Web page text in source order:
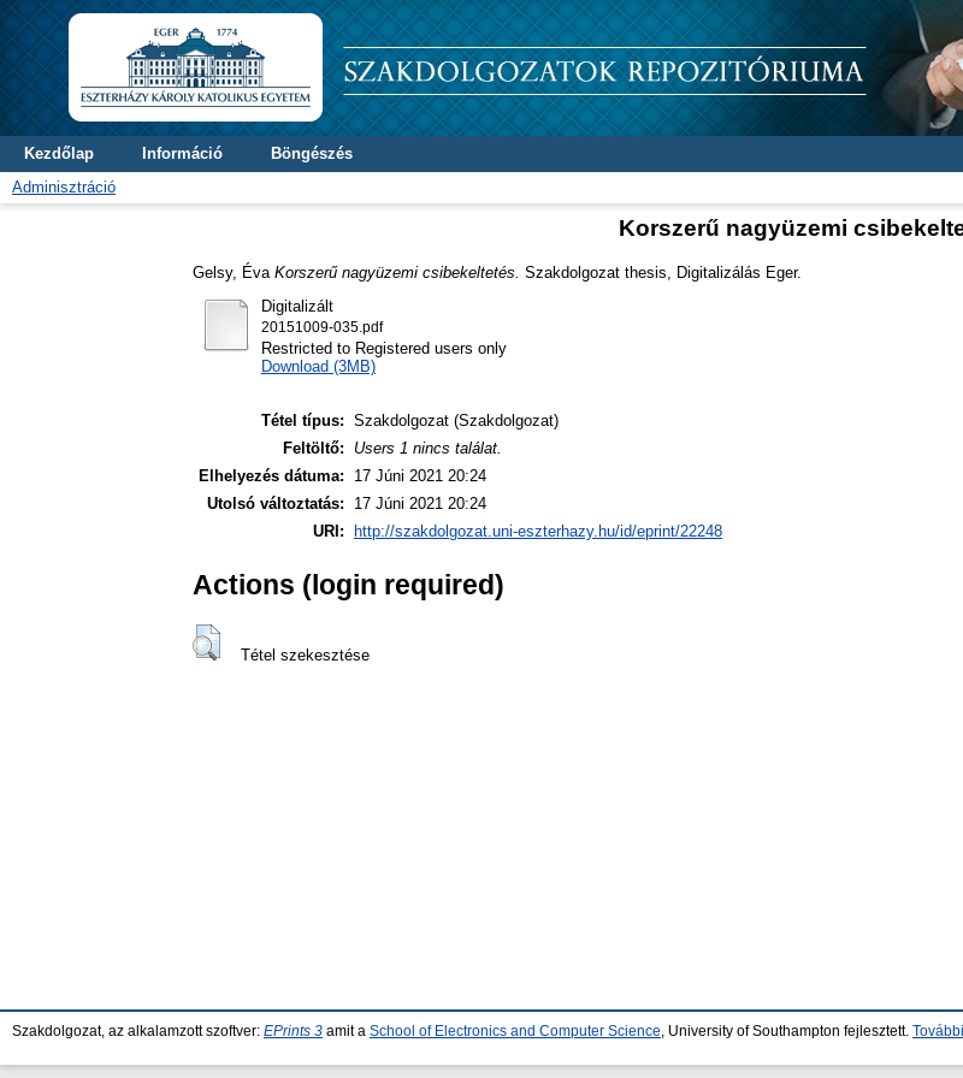
Kezdőlap Információ
Böngészés
Adminisztráció
Korszerű nagyüzemi
Gelsy, Éva Korszerű nagyüzemi csibekeltetés. Szakdolgozat thesis, Digitalizálás Eger.
Digitalizált
20151009-035.pdf
Restricted to Registered users only
Download (3MB)
Tétel típus: Szakdolgozat (Szakdolgozat)
Feltöltő:
Users 1 nincs találat.
Elhelyezés dátuma:
17 Júni 2021 20:24
Utolsó változtatás:
17 Júni 2021 20:24
URI:
http://szakdolgozat.uni-eszterhazy.hu/id/eprint/22248
Actions (login required)
Tétel szekesztése
Szakdolgozat, az alkalamzott szoftver: EPrints 3 amit a School of Electronics and Computer Science , University of Southampton fejlesztett.